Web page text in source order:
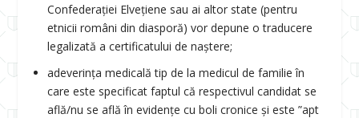
Confederației Elvețiene sau ai altor state (pentru
etnicii români din diasporă) vor depune o traducere
legalizată a certificatului de naștere;
adeverința medicală tip de la medicul de familie în
care este specificat faptul că respectivul candidat se
află/nu se află în evidenţe cu boli cronice și este ”apt